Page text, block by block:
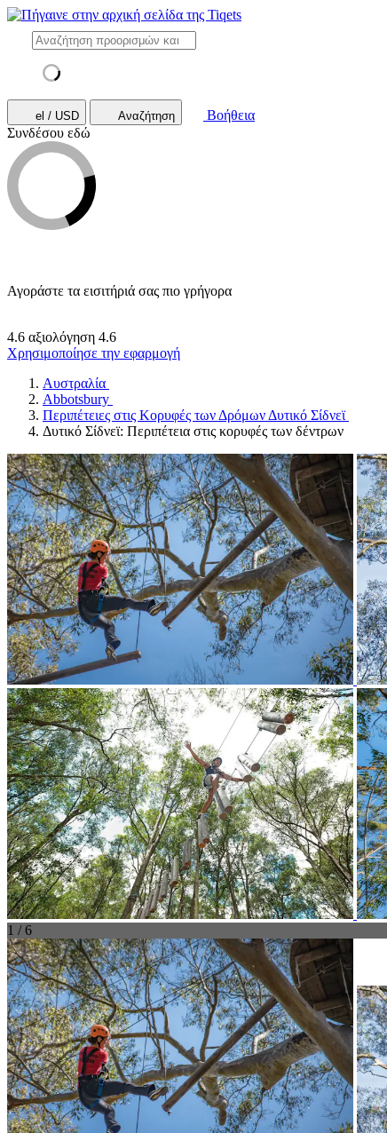
el / USD Αναζήτηση
Βοήθεια
Συνδέσου εδώ
Αγοράστε τα εισιτήριά σας πιο γρήγορα
4.6 αξιολόγηση 4.6
Χρησιμοποίησε την εφαρμογή
Αυστραλία
Abbotsbury
Περιπέτειες στις Κορυφές των Δρόμων Δυτικό Σίδνεϊ
Δυτικό Σίδνεϊ: Περιπέτεια στις κορυφές των δέντρων
1 / 6